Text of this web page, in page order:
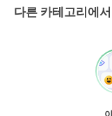
다른 카테고리에